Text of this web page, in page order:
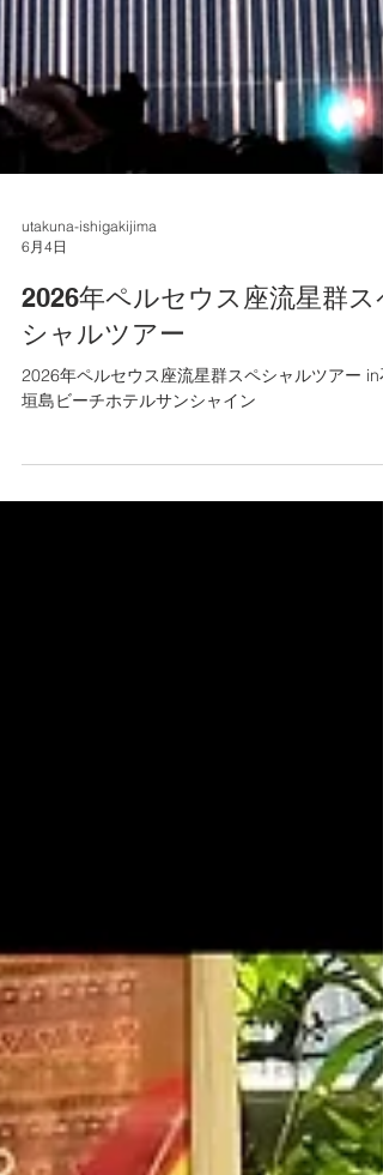
utakuna-ishigakijima
6月4日
2026年ペルセウス座流星群ス
シャルツアー
垣島ビーチホテルサンシャイン